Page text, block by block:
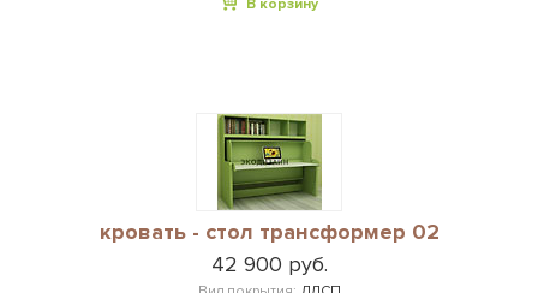
В корзину
кровать - стол трансформер 02
42 900 руб.